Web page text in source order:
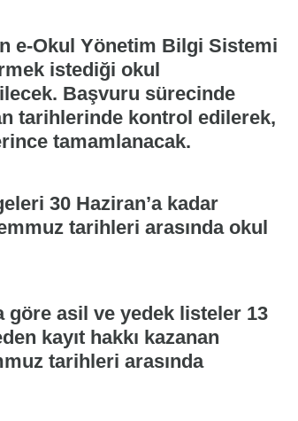
e-Okul Yönetim Bilgi Sistemi
istediği okul
Başvuru sürecinde
tarihlerinde kontrol edilerek,
tamamlanacak.
30 Haziran’a kadar
tarihleri arasında okul
göre asil ve yedek listeler 13
kayıt hakkı kazanan
tarihleri arasında